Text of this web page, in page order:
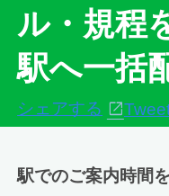
ル・規程
駅へ一括
シェアする
駅でのご案内時間